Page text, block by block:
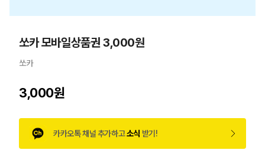
쏘카 모바일상품권 3,000원
쏘카
3,000원
카카오톡 채널 추가하고소식 받기!